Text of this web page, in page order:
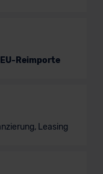
EU-Reimporte
Leasing